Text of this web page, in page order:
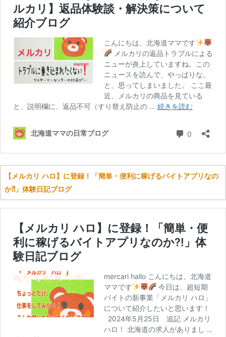
【メルカリ ハロ】に登録！「簡単・便利に稼げるバイトアプリなの
か⁈」体験日記ブログ